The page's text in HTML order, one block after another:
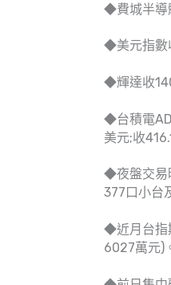
◆費城半導
◆美元指數
◆輝達收
◆台積電
美元;收
◆夜盤交易
377口小台
◆近月台指
6027萬元)